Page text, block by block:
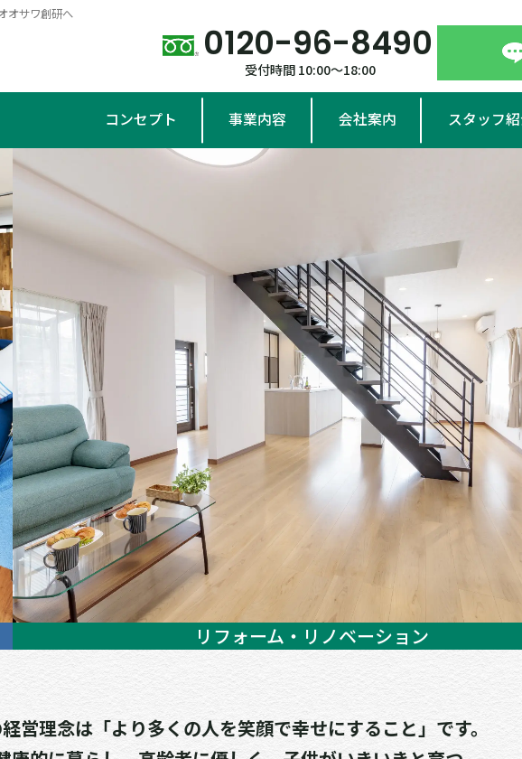
オサワ創研へ
0120-96-8490
受付時間 10:00～18:00
コンセプト 事業内容 会社案内 スタッフ
リフォーム・リノベーション
営理念は「より多くの人を笑顔で幸せにすること」です。